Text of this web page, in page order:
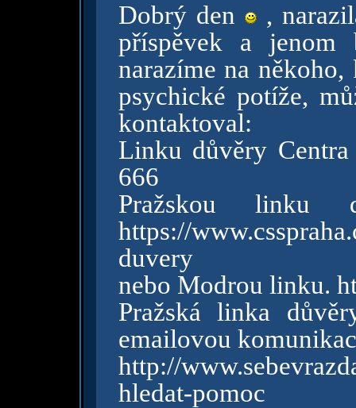
Dobrý den
,
příspěvek a
narazíme na
psychické potíže,
kontaktoval:
Linku důvěry
666
Pražskou linku
https://
duvery
nebo Modrou linku.
Pražská linka
emailovou
http://
hledat-pomoc